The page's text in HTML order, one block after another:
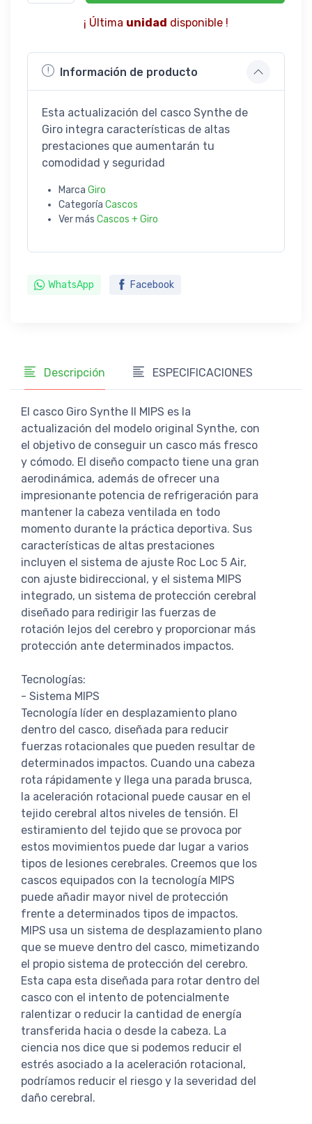
¡ Última unidad disponible !
Información de producto
Esta actualización del casco Synthe de
Giro integra características de altas
prestaciones que aumentarán tu
comodidad y seguridad
Marca Giro
Categoría Cascos
Ver más Cascos + Giro
WhatsApp Facebook
Descripción ESPECIFICACIONES
El casco Giro Synthe II MIPS es la
actualización del modelo original Synthe, con
el objetivo de conseguir un casco más fresco
y cómodo. El diseño compacto tiene una gran
aerodinámica, además de ofrecer una
impresionante potencia de refrigeración para
mantener la cabeza ventilada en todo
momento durante la práctica deportiva. Sus
características de altas prestaciones
incluyen el sistema de ajuste Roc Loc 5 Air,
con ajuste bidireccional, y el sistema MIPS
integrado, un sistema de protección cerebral
diseñado para redirigir las fuerzas de
rotación lejos del cerebro y proporcionar más
protección ante determinados impactos.
Tecnologías:
- Sistema MIPS
Tecnología líder en desplazamiento plano
dentro del casco, diseñada para reducir
fuerzas rotacionales que pueden resultar de
determinados impactos. Cuando una cabeza
rota rápidamente y llega una parada brusca,
la aceleración rotacional puede causar en el
tejido cerebral altos niveles de tensión. El
estiramiento del tejido que se provoca por
estos movimientos puede dar lugar a varios
tipos de lesiones cerebrales. Creemos que los
cascos equipados con la tecnología MIPS
puede añadir mayor nivel de protección
frente a determinados tipos de impactos.
MIPS usa un sistema de desplazamiento plano
que se mueve dentro del casco, mimetizando
el propio sistema de protección del cerebro.
Esta capa esta diseñada para rotar dentro del
casco con el intento de potencialmente
ralentizar o reducir la cantidad de energía
transferida hacia o desde la cabeza. La
ciencia nos dice que si podemos reducir el
estrés asociado a la aceleración rotacional,
podríamos reducir el riesgo y la severidad del
daño cerebral.